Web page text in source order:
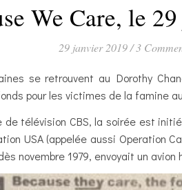
We Care, le
29 janvier 2019/3
se retrouvent au Dorothy
pour les victimes de la famine
télévision CBS, la soirée est
USA (appelée aussi Operation
novembre 1979, envoyait un